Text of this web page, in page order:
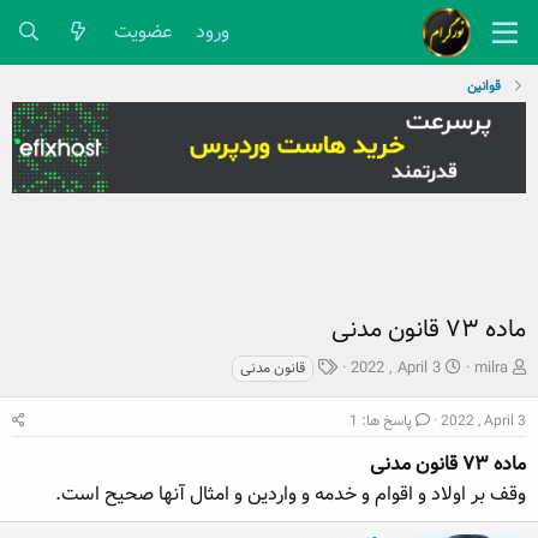
ورود عضویت
قوانین
ماده ۷۳ قانون مدنی
ش
و
ک
ن
milra
ت
ر
خ
ش
2022 , April 3
ب قانون مدنی
2022 , April 3 پاسخ ها: 1
ماده ۷۳ قانون مدنی
وقف بر اولاد و اقوام و خدمه و واردین و امثال آنها صحیح است.